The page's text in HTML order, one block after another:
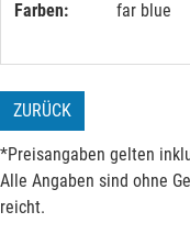
Farben: far blue
ZURÜCK
*Preisangaben gelten
Alle Angaben sind ohne
reicht.